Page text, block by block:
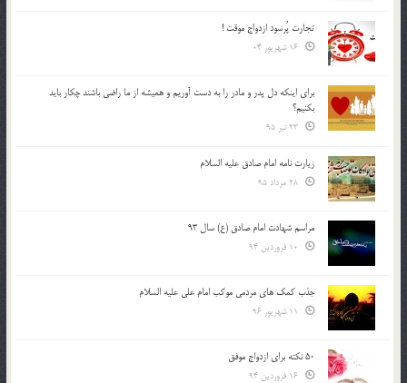
تجارت پُرسود ازدواج موقت !
براي اينكه دل پدر و مادر را به دست آوريم و هميشه از ما راضي باشند چكار بايد
بكنيم؟
زیارت نامه امام صادق علیه السلام
مراسم شهادت امام صادق (ع) سال 93
جذب کمک های مردمی موکب امام علی علیه السلام
50 نکته برای ازدواج موفق